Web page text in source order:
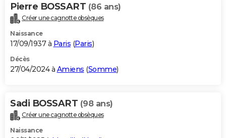
Pierre BOSSART (86 ans)
Créer une cagnotte obsèques
Naissance
17/09/1937 à Paris (Paris)
Décès
27/04/2024 à Amiens (Somme)
Sadi BOSSART (98 ans)
Créer une cagnotte obsèques
Naissance